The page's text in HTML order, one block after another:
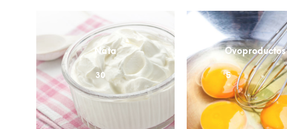
Nata
30
Ovoproductos
5